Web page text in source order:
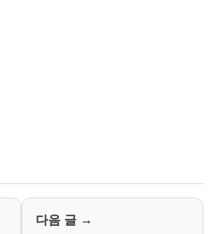
다음 글 →